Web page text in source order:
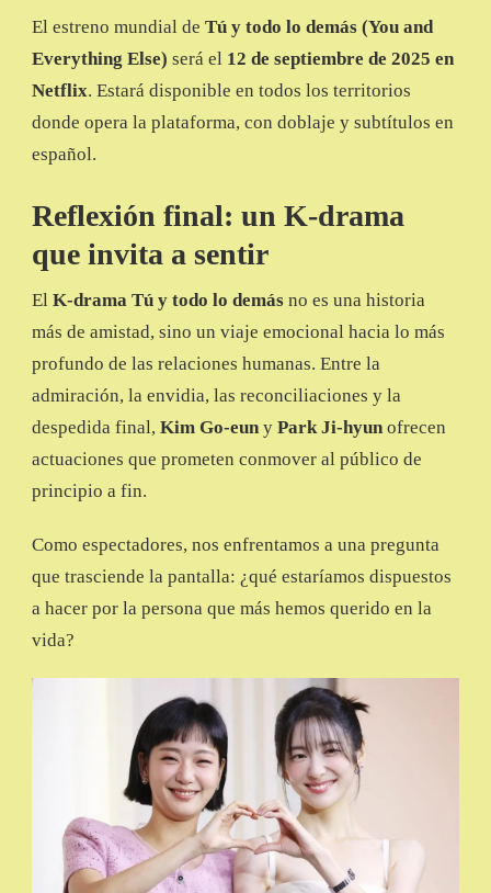
El estreno mundial de Tú y todo lo demás (You and
Everything Else) será el 12 de septiembre de 2025 en
Netflix. Estará disponible en todos los territorios
donde opera la plataforma, con doblaje y subtítulos en
español.
Reflexión final: un K-drama
que invita a sentir
El K-drama Tú y todo lo demás no es una historia
más de amistad, sino un viaje emocional hacia lo más
profundo de las relaciones humanas. Entre la
admiración, la envidia, las reconciliaciones y la
despedida final, Kim Go-eun y Park Ji-hyun ofrecen
actuaciones que prometen conmover al público de
principio a fin.
Como espectadores, nos enfrentamos a una pregunta
que trasciende la pantalla: ¿qué estaríamos dispuestos
a hacer por la persona que más hemos querido en la
vida?